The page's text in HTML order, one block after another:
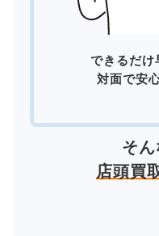
できるだけ
対面で安
そ
店頭買